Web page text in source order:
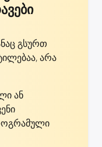
გსურთ
არა
ან